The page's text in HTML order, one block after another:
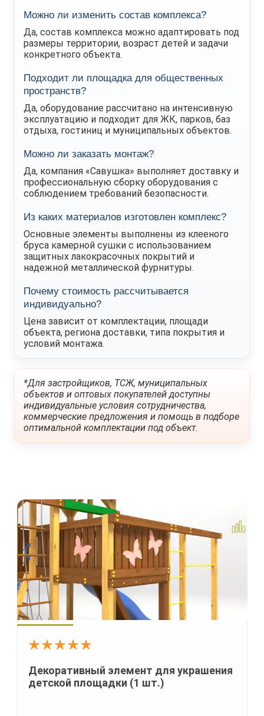
Можно ли изменить состав комплекса?
Да, состав комплекса можно адаптировать под
размеры территории, возраст детей и задачи
конкретного объекта.
Подходит ли площадка для общественных
пространств?
Да, оборудование рассчитано на интенсивную
эксплуатацию и подходит для ЖК, парков, баз
отдыха, гостиниц и муниципальных объектов.
Можно ли заказать монтаж?
Да, компания «Савушка» выполняет доставку и
профессиональную сборку оборудования с
соблюдением требований безопасности.
Из каких материалов изготовлен комплекс?
Основные элементы выполнены из клееного
бруса камерной сушки с использованием
защитных лакокрасочных покрытий и
надежной металлической фурнитуры.
Почему стоимость рассчитывается
индивидуально?
Цена зависит от комплектации, площади
объекта, региона доставки, типа покрытия и
условий монтажа.
*Для застройщиков, ТСЖ, муниципальных
объектов и оптовых покупателей доступны
индивидуальные условия сотрудничества,
коммерческие предложения и помощь в подборе
оптимальной комплектации под объект.
Декоративный элемент для украшения
детской площадки (1 шт.)